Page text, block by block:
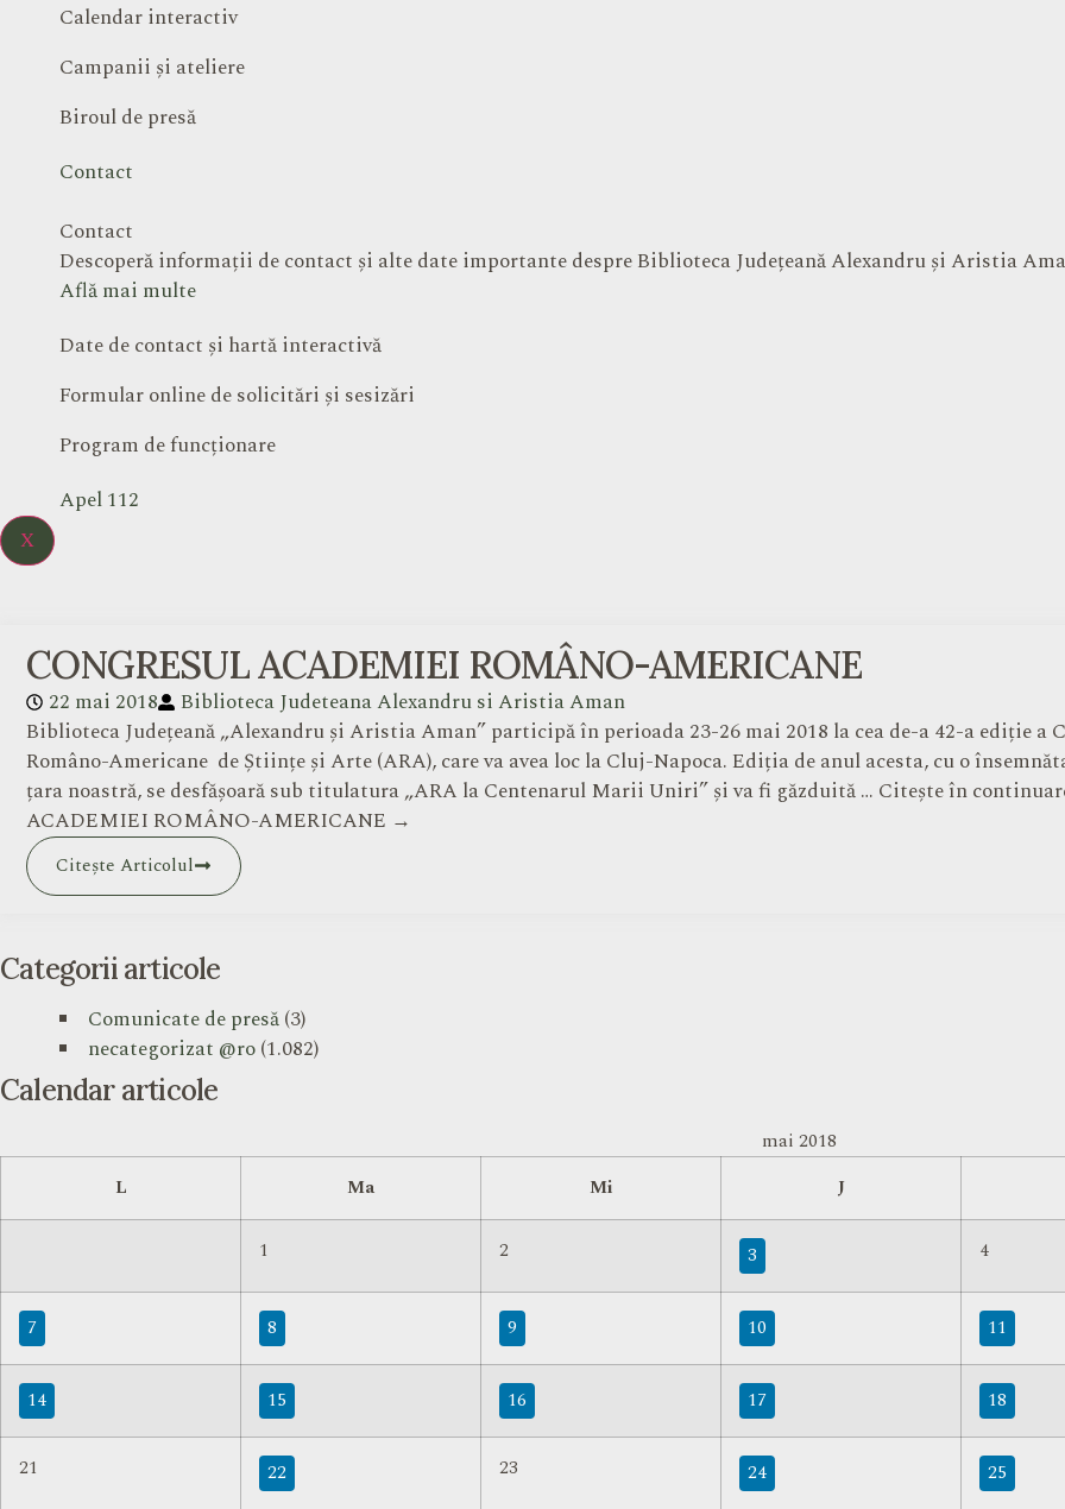
Calendar interactiv
Campanii și ateliere
Biroul de presă
Contact
Contact
Descoperă informații de contact și alte date importante despre Biblioteca Județeană Alexandru și Aristia
Află mai multe
Date de contact și hartă interactivă
Formular online de solicitări și sesizări
Program de funcționare
Apel 112
X
CONGRESUL ACADEMIEI ROMÂNO-AMERICANE
22 mai 2018
Biblioteca Judeteana Alexandru si Aristia Aman
Biblioteca Județeană „Alexandru și Aristia Aman” participă în perioada 23-26 mai 2018 la cea de-a 42-a ediție a
Româno-Americane de Științe și Arte (ARA), care va avea loc la Cluj-Napoca. Ediția de anul acesta, cu o
țara noastră, se desfășoară sub titulatura „ARA la Centenarul Marii Uniri” și va fi găzduită … Citește în
ACADEMIEI ROMÂNO-AMERICANE →
Citește Articolul
Categorii articole
Comunicate de presă(3)
necategorizat @ro(1.082)
Calendar articole
mai 2018
L
Ma Mi J
1 2 3 4
7 8 9 10 11
14 15 16 17 18
21 22 23 24 25